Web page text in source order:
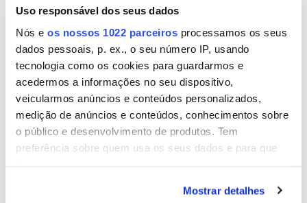
Uso responsável dos seus dados
Nós e os nossos 1022 parceiros processamos os seus
dados pessoais, p. ex., o seu número IP, usando
tecnologia como os cookies para guardarmos e
acedermos a informações no seu dispositivo,
veicularmos anúncios e conteúdos personalizados,
medição de anúncios e conteúdos, conhecimentos sobre
o público e desenvolvimento de produtos. Tem
preferência sobre quem usa os seus dados e para que
Se permitir, gostaríamos também de:
Mostrar detalhes
Suporta golpes, vibrações
Capacidade de preenchimento
Tempo de Trabalho: 90 minutos
Tempo de Endurecimento: 8h
Resistência Máxima: 14h